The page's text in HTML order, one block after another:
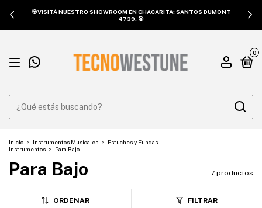
🎯VISITÁ NUESTRO SHOWROOM EN CHACARITA: SANTOS DUMONT
4739. 🎯
0
Inicio > Instrumentos Musicales > Estuches y Fundas
Instrumentos > Para Bajo
Para Bajo 7 productos
ORDENAR FILTRAR